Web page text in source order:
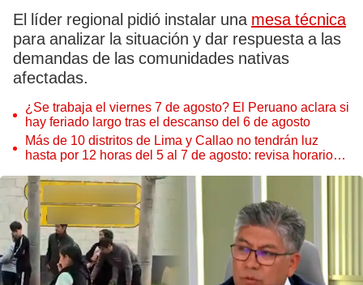
El líder regional pidió instalar una mesa técnica
para analizar la situación y dar respuesta a las
demandas de las comunidades nativas
afectadas.
¿Se trabaja el viernes 7 de agosto? El Peruano aclara si
hay feriado largo tras el descanso del 6 de agosto
Más de 10 distritos de Lima y Callao no tendrán luz
hasta por 12 horas del 5 al 7 de agosto: revisa horarios y